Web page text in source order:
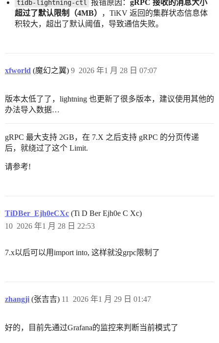
tidb-lightning-ctl 报错原因： gRPC 接收的消息大小
超过了默认限制（4MB）
，TiKV 返回的集群状态信息体
积较大，超出了默认阈值，导致通信失败。
xfworld (魔幻之翼) 2026 年1 月 28 日 07:07
9
版本太低了了，lightning 也更新了很多版本，建议使用其他的
办法导入数据…
gRPC 最大支持 2GB，在 7.X 之后支持 gRPC 的分页传递
后，就绕过了这个 Limit.
请参考!
TiDBer_Ejh0eCXc (Ti D Ber Ejh0e C Xc)
2026 年1 月 28 日 22:53
10
7.x以后可以用import into, 这样就没grpc限制了
zhangji (张吉吉) 2026 年1 月 29 日 01:47
11
好的，目前先通过Grafana的监控来判断当前模式了